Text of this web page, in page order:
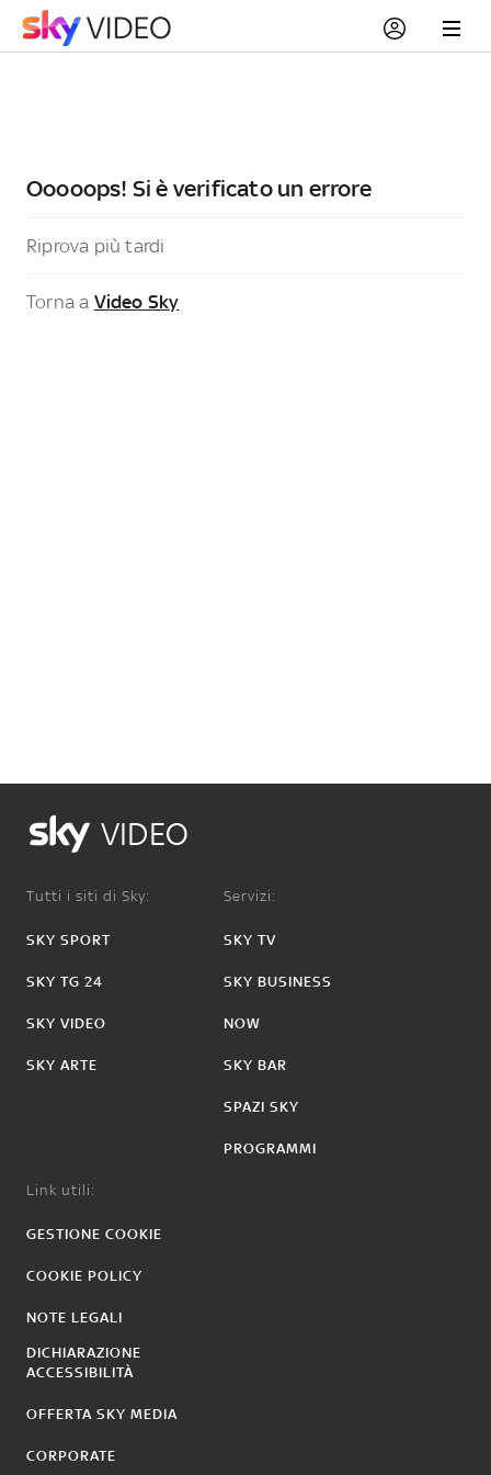
Ooooops! Si è verificato un errore
Riprova più tardi
Torna a Video Sky
VIDEO
Tutti i siti di Sky:
SKY SPORT
SKY TG 24
SKY VIDEO
SKY ARTE
Servizi:
SKY TV
SKY BUSINESS
NOW
SKY BAR
SPAZI SKY
PROGRAMMI
Link utili:
GESTIONE COOKIE
COOKIE POLICY
NOTE LEGALI
DICHIARAZIONE
ACCESSIBILITÀ
OFFERTA SKY MEDIA
CORPORATE